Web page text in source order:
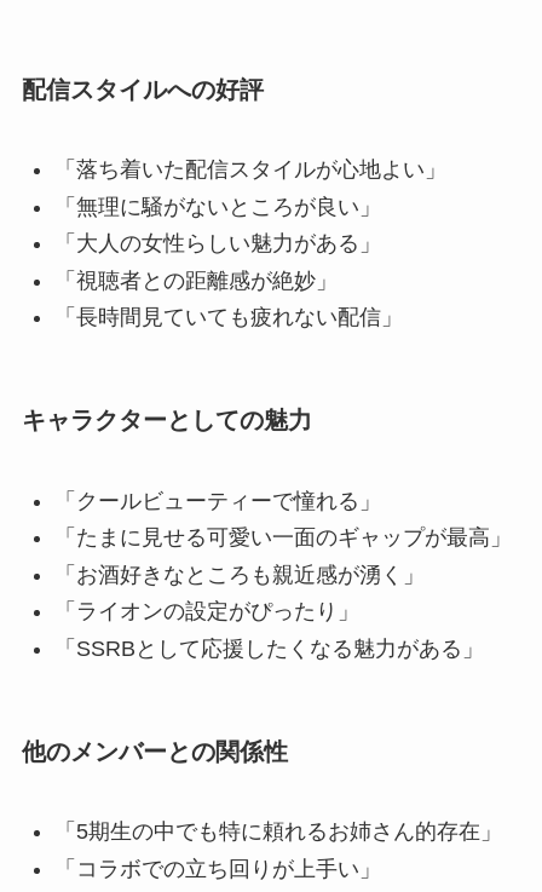
配信スタイルへの好評
「落ち着いた配信スタイルが心地よい」
「無理に騒がないところが良い」
「大人の女性らしい魅力がある」
「視聴者との距離感が絶妙」
「長時間見ていても疲れない配信」
キャラクターとしての魅力
「クールビューティーで憧れる」
「たまに見せる可愛い一面のギャップが最高」
「お酒好きなところも親近感が湧く」
「ライオンの設定がぴったり」
「SSRBとして応援したくなる魅力がある」
他のメンバーとの関係性
「5期生の中でも特に頼れるお姉さん的存在」
「コラボでの立ち回りが上手い」